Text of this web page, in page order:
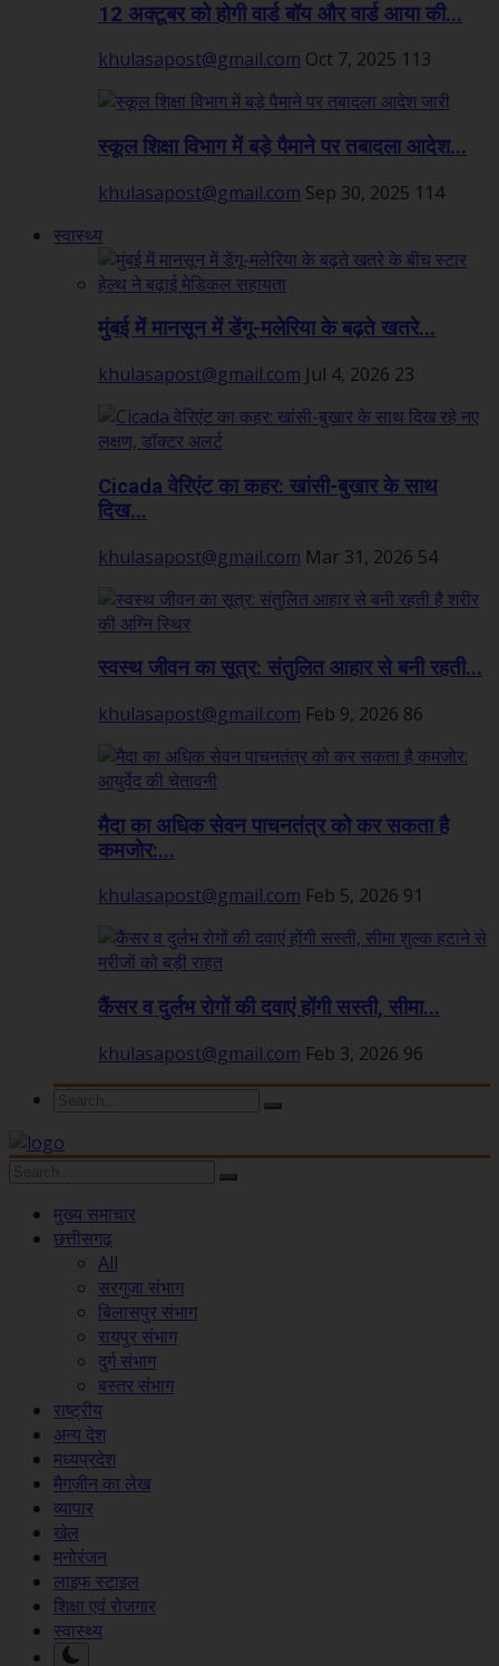
12 अक्टूबर को होगी वार्ड बॉय और वार्ड आया की...
khulasapost@gmail.com Oct 7, 2025 113
स्कूल शिक्षा विभाग में बड़े पैमाने पर तबादला आदेश...
khulasapost@gmail.com Sep 30, 2025 114
स्वास्थ्य
मुंबई में मानसून में डेंगू-मलेरिया के बढ़ते खतरे...
khulasapost@gmail.com Jul 4, 2026 23
Cicada वेरिएंट का कहर: खांसी-बुखार के साथ
दिख...
khulasapost@gmail.com Mar 31, 2026 54
स्वस्थ जीवन का सूत्र: संतुलित आहार से बनी रहती...
khulasapost@gmail.com Feb 9, 2026 86
मैदा का अधिक सेवन पाचनतंत्र को कर सकता है
कमजोर:...
khulasapost@gmail.com Feb 5, 2026 91
कैंसर व दुर्लभ रोगों की दवाएं होंगी सस्ती, सीमा...
khulasapost@gmail.com Feb 3, 2026 96
मुख्य समाचार
छत्तीसगढ़
All
सरगुजा संभाग
बिलासपुर संभाग
रायपुर संभाग
दुर्ग संभाग
बस्तर संभाग
राष्ट्रीय
अन्य देश
मध्यप्रदेश
मैगज़ीन का लेख
व्यापार
खेल
मनोरंजन
लाइफ स्टाइल
शिक्षा एवं रोजगार
स्वास्थ्य